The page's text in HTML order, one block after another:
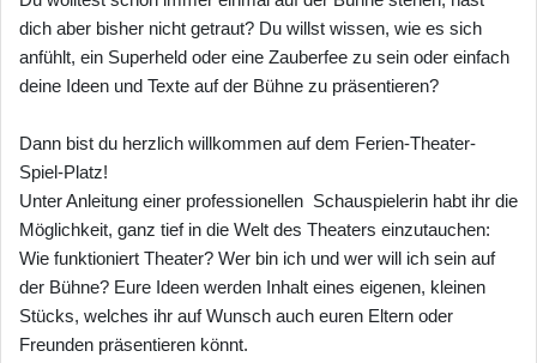
dich aber bisher nicht getraut? Du willst wissen, wie es sich
anfühlt, ein Superheld oder eine Zauberfee zu sein oder einfach
deine Ideen und Texte auf der Bühne zu präsentieren?
Dann bist du herzlich willkommen auf dem Ferien-Theater-
Spiel-Platz!
Unter Anleitung einer professionellen Schauspielerin habt ihr die
Möglichkeit, ganz tief in die Welt des Theaters einzutauchen:
Wie funktioniert Theater? Wer bin ich und wer will ich sein auf
der Bühne? Eure Ideen werden Inhalt eines eigenen, kleinen
Stücks, welches ihr auf Wunsch auch euren Eltern oder
Freunden präsentieren könnt.